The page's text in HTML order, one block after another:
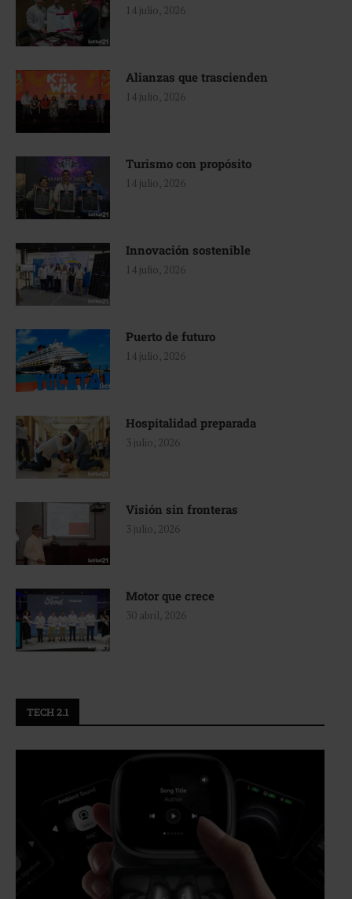
14 julio, 2026
Alianzas que trascienden
14 julio, 2026
Turismo con propósito
14 julio, 2026
Innovación sostenible
14 julio, 2026
Puerto de futuro
14 julio, 2026
Hospitalidad preparada
3 julio, 2026
Visión sin fronteras
3 julio, 2026
Motor que crece
30 abril, 2026
TECH 2.1